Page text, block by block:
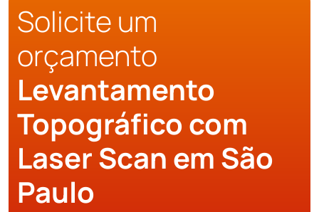
Solicite um
orçamento
Levantamento
Topográfico com
Laser Scan em São
Paulo